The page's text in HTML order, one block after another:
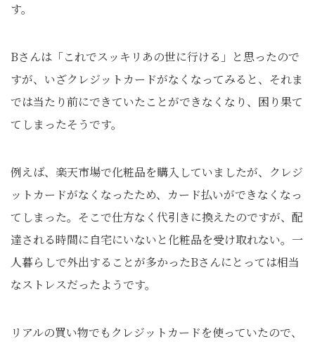
す。
Bさんは「これでスッキリあの世に行ける」と思ったので
すが、いざクレジットカードがなくなってみると、それま
では当たり前にできていたことができなくなり、困り果て
てしまったそうです。
例えば、楽天市場で化粧品を購入していましたが、クレジ
ットカードがなくなったため、カード払いができなくなっ
てしまった。そこで仕方なく代引きに換えたのですが、配
達される時間に自宅にいないと化粧品を受け取れない。一
人暮らしで外出することが多かったBさんにとっては相当
なストレスだったようです。
リアルの買い物でもクレジットカードを使っていたので、